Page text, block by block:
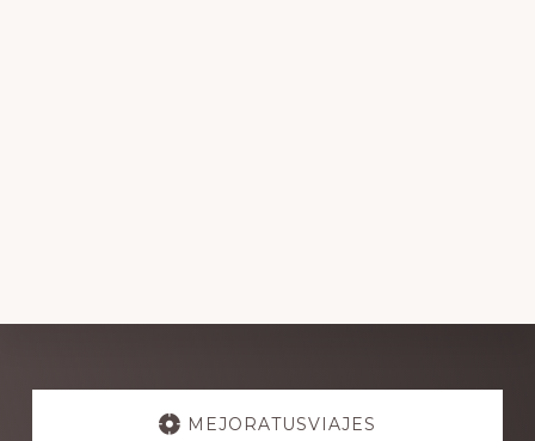
Explore
MEJORATUSVIAJES